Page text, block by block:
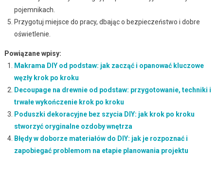
pojemnikach.
Przygotuj miejsce do pracy, dbając o bezpieczeństwo i dobre
oświetlenie.
Powiązane wpisy:
Makrama DIY od podstaw: jak zacząć i opanować kluczowe
węzły krok po kroku
Decoupage na drewnie od podstaw: przygotowanie, techniki i
trwałe wykończenie krok po kroku
Poduszki dekoracyjne bez szycia DIY: jak krok po kroku
stworzyć oryginalne ozdoby wnętrza
Błędy w doborze materiałów do DIY: jak je rozpoznać i
zapobiegać problemom na etapie planowania projektu